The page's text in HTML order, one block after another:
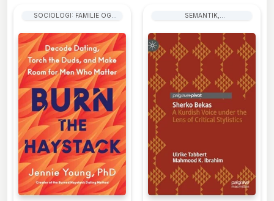
SOCIOLOGI: FAMILIE OG
SEMANTIK,